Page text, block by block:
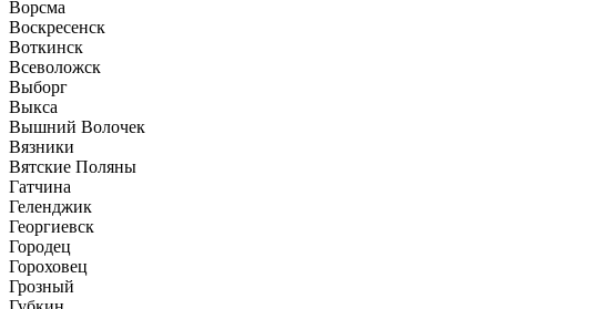
Ворсма
Воскресенск
Воткинск
Всеволожск
Выборг
Выкса
Вышний Волочек
Вязники
Вятские Поляны
Гатчина
Геленджик
Георгиевск
Городец
Гороховец
Грозный